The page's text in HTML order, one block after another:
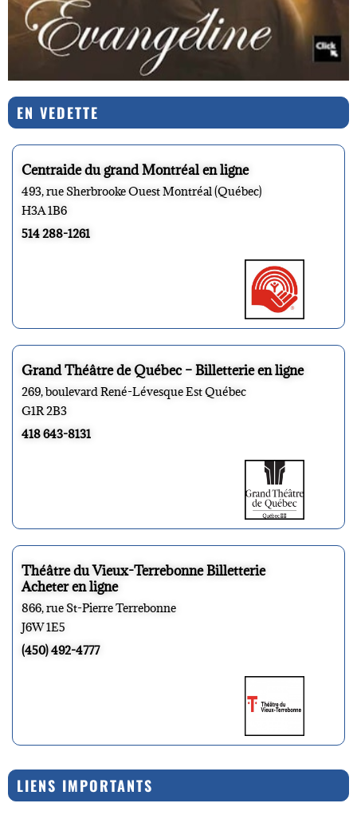
EN VEDETTE
Centraide du grand Montréal en ligne
493, rue Sherbrooke Ouest Montréal (Québec)
H3A 1B6
514 288-1261
Grand Théâtre de Québec – Billetterie en ligne
269, boulevard René-Lévesque Est Québec
G1R 2B3
418 643-8131
Théâtre du Vieux-Terrebonne Billetterie
Acheter en ligne
866, rue St-Pierre Terrebonne
J6W 1E5
(450) 492-4777
LIENS IMPORTANTS